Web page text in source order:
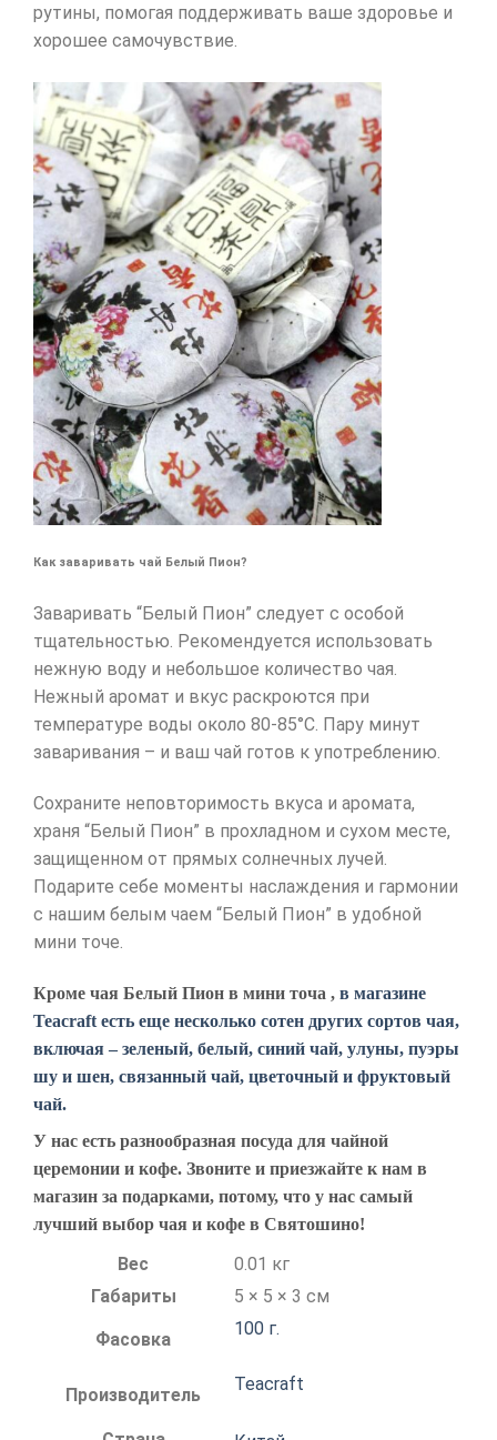
рутины, помогая поддерживать ваше здоровье и
хорошее самочувствие.
Как заваривать чай Белый Пион?
Заваривать “Белый Пион” следует с особой
тщательностью. Рекомендуется использовать
нежную воду и небольшое количество чая.
Нежный аромат и вкус раскроются при
температуре воды около 80-85°C. Пару минут
заваривания – и ваш чай готов к употреблению.
Сохраните неповторимость вкуса и аромата,
храня “Белый Пион” в прохладном и сухом месте,
защищенном от прямых солнечных лучей.
Подарите себе моменты наслаждения и гармонии
с нашим белым чаем “Белый Пион” в удобной
мини точе.
Кроме чая Белый Пион в мини точа , в магазине
Teacraft есть еще несколько сотен других сортов чая,
включая – зеленый, белый, синий чай, улуны, пуэры
шу и шен, связанный чай, цветочный и фруктовый
чай.
У нас есть разнообразная посуда для чайной
церемонии и кофе. Звоните и приезжайте к нам в
магазин за подарками, потому, что у нас самый
лучший выбор чая и кофе в Святошино!
Вес
0.01 кг
Габариты
5 × 5 × 3 см
Фасовка
100 г.
Производитель
Teacraft